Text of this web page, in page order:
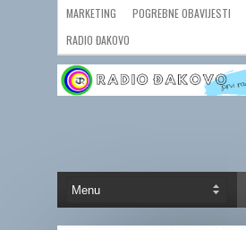
MARKETING POGREBNE OBAVIJESTI
RADIO ĐAKOVO